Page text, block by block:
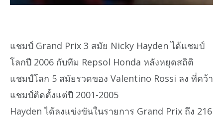
แชมป์ Grand Prix 3 สมัย Nicky Hayden ได้แชมป์
โลกปี 2006 กับทีม Repsol Honda หลังหยุดสถิติ
แชมป์โลก 5 สมัยรวดของ Valentino Rossi ลง ที่คว้า
แชมป์ติดตั้งแต่ปี 2001-2005
Hayden ได้ลงแข่งขันในรายการ Grand Prix ถึง 216